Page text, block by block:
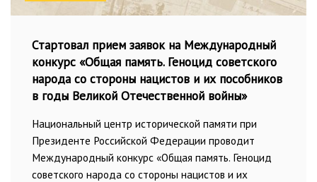
Стартовал прием заявок на Международный
конкурс «Общая память. Геноцид советского
народа со стороны нацистов и их пособников
в годы Великой Отечественной войны»
Национальный центр исторической памяти при
Президенте Российской Федерации проводит
Международный конкурс «Общая память. Геноцид
советского народа со стороны нацистов и их